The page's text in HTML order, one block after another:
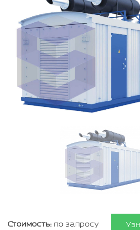
Стоимость: по запросу